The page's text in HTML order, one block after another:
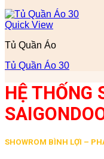
Quick View
Tủ Quần Áo
Tủ Quần Áo 30
HỆ THỐNG
SHOWROM BÌNH LỢI –